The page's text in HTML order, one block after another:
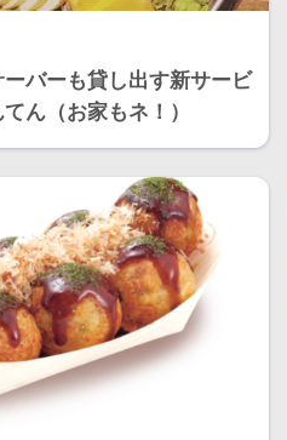
バーも貸し出す新サービ
ん（お家もネ！）